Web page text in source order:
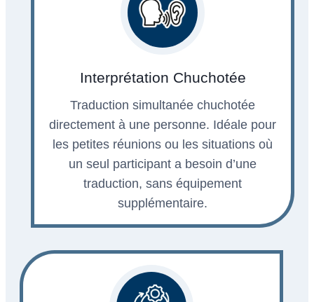
Interprétation Chuchotée
Traduction simultanée chuchotée
directement à une personne. Idéale pour
les petites réunions ou les situations où
un seul participant a besoin d’une
traduction, sans équipement
supplémentaire.